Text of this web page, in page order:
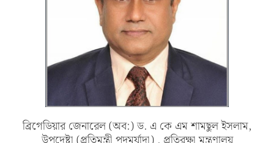
ব্রিগেডিয়ার জেনারেল (অব:) ড. এ কে এম শামছুল ইসলাম,